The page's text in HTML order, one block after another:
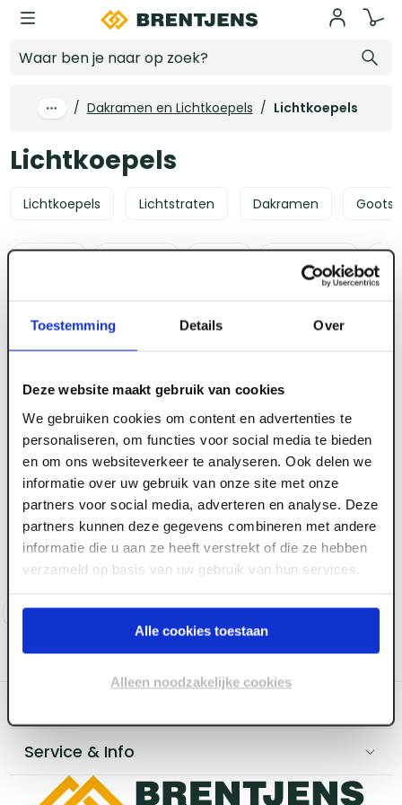
Toestemming Details Over
Deze website maakt gebruik van cookies
We gebruiken cookies om content en advertenties te
personaliseren, om functies voor social media te bieden
en om ons websiteverkeer te analyseren. Ook delen we
informatie over uw gebruik van onze site met onze
partners voor social media, adverteren en analyse. Deze
partners kunnen deze gegevens combineren met andere
informatie die u aan ze heeft verstrekt of die ze hebben
verzameld op basis van uw gebruik van hun services.
Alle cookies toestaan
Alleen noodzakelijke cookies
Ga naar hoofdinhoud
/ Dakramen en Lichtkoepels / Lichtkoepels
Lichtkoepels
Lichtkoepels Lichtstraten Dakramen
ART001353
Afdichtingsrubber t.b.v.
afdekprof.DV (wit) DC2
(1 m1)
Log in voor prijzen
ART001357
Onderlegrubber t.b.v.
afdekprofiel DV (zwart)
58 mm DC B2 (1 m1)
Log in voor prijzen
Lengte Breedte Dikte Sorteer op Alle
Service & Info